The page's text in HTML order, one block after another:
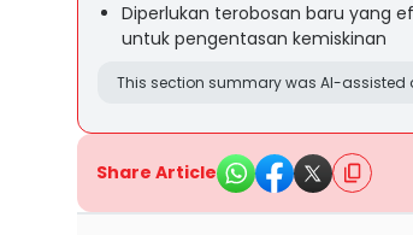
Diperlukan terobosan baru yang
untuk pengentasan kemiskinan
This section summary was AI-assisted
Share Article